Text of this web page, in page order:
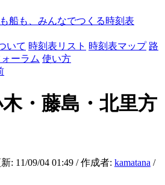
船も、みんなでつくる時刻表
いて 時刻表リスト 時刻表マップ 路
ーラム 使い方
・藤島・北里方
: 11/09/04 01:49 / 作成者: kamatana /